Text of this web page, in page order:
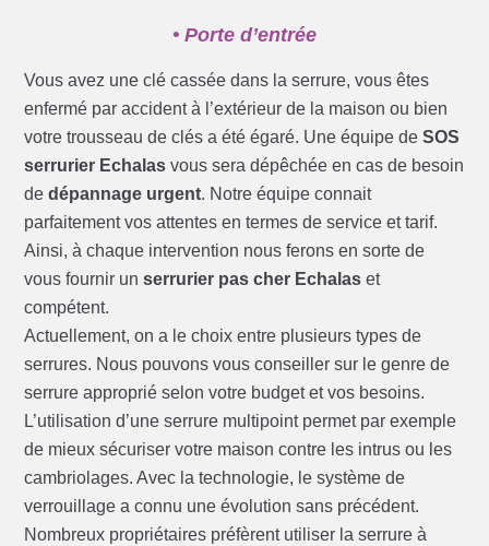
• Porte d’entrée
Vous avez une clé cassée dans la serrure, vous êtes
enfermé par accident à l’extérieur de la maison ou bien
votre trousseau de clés a été égaré. Une équipe deSOS
serrurier Echalas vous sera dépêchée en cas de besoin
dedépannage urgent. Notre équipe connait
parfaitement vos attentes en termes de service et tarif.
Ainsi, à chaque intervention nous ferons en sorte de
vous fournir unserrurier pas cher Echalas et
compétent.
Actuellement, on a le choix entre plusieurs types de
serrures. Nous pouvons vous conseiller sur le genre de
serrure approprié selon votre budget et vos besoins.
L’utilisation d’une serrure multipoint permet par exemple
de mieux sécuriser votre maison contre les intrus ou les
cambriolages. Avec la technologie, le système de
verrouillage a connu une évolution sans précédent.
Nombreux propriétaires préfèrent utiliser la serrure à